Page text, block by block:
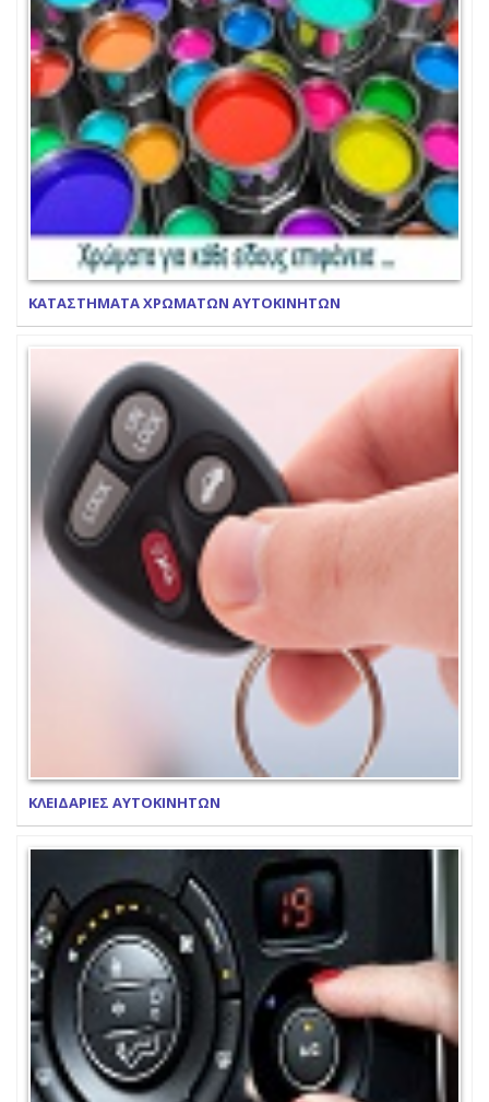
ΚΑΤΑΣΤΗΜΑΤΑ ΧΡΩΜΑΤΩΝ ΑΥΤΟΚΙΝΗΤΩΝ
ΚΛΕΙΔΑΡΙΕΣ ΑΥΤΟΚΙΝΗΤΩΝ